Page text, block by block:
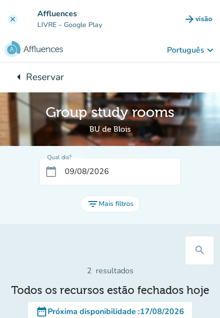
clear Affluences
LIVRE – Google Play arrow_forward visão
(novo
Português keyboard_arrow_down
arrow_leftVoltar para:
Reservar
Group study rooms
BU de Blois
Qual dia?
calendar_today
filter_list Mais filtros
search
2 resultados
Todos os recursos estão fechados hoje
date_rangePróxima disponibilidade :17/08/2026